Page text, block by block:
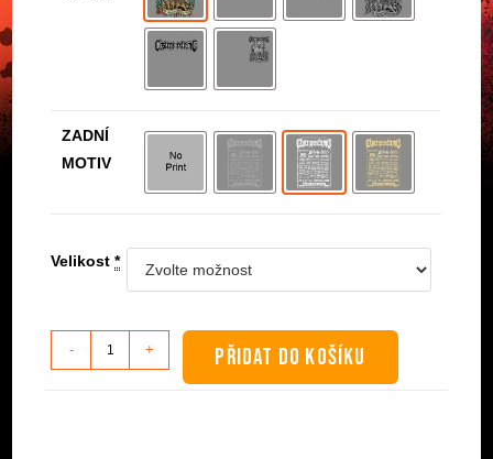
ZADNÍ
MOTIV
Velikost *
dlouhý
- + PŘIDAT DO KOŠÍKU